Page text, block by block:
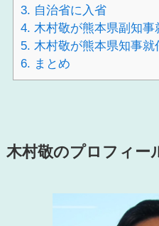
3. 自治省に入省
4. 木村敬が熊本県副知事
5. 木村敬が熊本県知事就
6. まとめ
木村敬のプロフィー